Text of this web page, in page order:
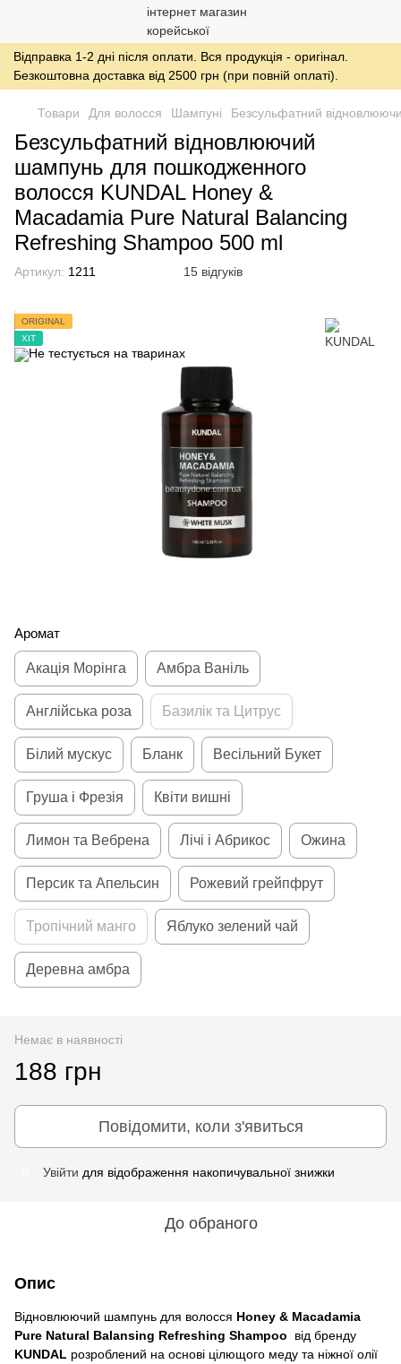
Відправка 1-2 дні після оплати. Вся продукція - оригінал.
Безкоштовна доставка від 2500 грн (при повній оплаті).
Товари Для волосся Шампуні Безсульфатний
Безсульфатний відновлюючий
шампунь для пошкодженного
волосся KUNDAL Honey &
Macadamia Pure Natural Balancing
Refreshing Shampoo 500 ml
Артикул: 1211 15 відгуків
ORIGINAL
ХІТ
Аромат
Акація Морінга Амбра Ваніль
Англійська роза Базилік та Цитрус
Білий мускус Бланк Весільний Букет
Груша і Фрезія Квіти вишні
Лимон та Вебрена Лічі і Абрикос Ожина
Персик та Апельсин Рожевий грейпфрут
Тропічний манго Яблуко зелений чай
Деревна амбра
Немає в наявності
188 грн
Повідомити, коли з'явиться
Увійти для відображення накопичувальної знижки
До обраного
Опис
Відновлюючий шампунь для волосся Honey & Macadamia
Pure Natural Balansing Refreshing Shampoo від бренду
KUNDAL розроблений на основі цілющого меду та ніжної олії